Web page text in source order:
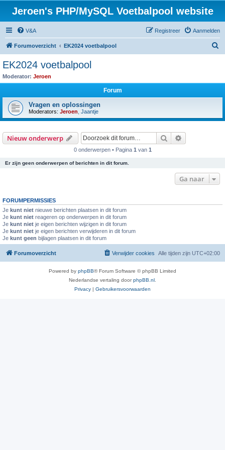
Jeroen's PHP/MySQL Voetbalpool website
V&A Aanmelden
Registreer
Forumoverzicht EK2024 voetbalpool
EK2024 voetbalpool
Moderator: Jeroen
Forum
Vragen en oplossingen
Moderators: Jeroen Jaantje
Nieuw onderwerp Zoek
0 onderwerpen • Pagina 1 van 1
Er zijn geen onderwerpen of berichten in dit forum.
Ga naar
FORUMPERMISSIES
Je kunt niet nieuwe berichten plaatsen in dit forum
Je kunt niet reageren op onderwerpen in dit forum
Je kunt niet je eigen berichten wijzigen in dit forum
Je kunt niet je eigen berichten verwijderen in dit forum
Je kunt geen bijlagen plaatsen in dit forum
Forumoverzicht Alle tijden zijn UTC+02:00
Verwijder cookies
Powered by phpBB® Forum Software © phpBB Limited
Nederlandse vertaling doorphpBB.nl
Privacy | Gebruikersvoorwaarden